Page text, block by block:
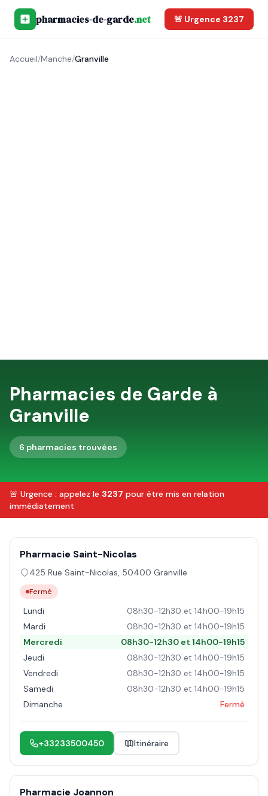
pharmacies-de-garde.net 🚨 Urgence 3237
Accueil/Manche/Granville
Pharmacies de Garde à
Granville
6 pharmacies trouvées
🚨 Urgence : appelez le 3237 pour être mis en relation
immédiatement
Pharmacie Saint-Nicolas
425 Rue Saint-Nicolas, 50400 Granville
Fermé
Lundi
08h30-12h30 et 14h00-19h15
Mardi
08h30-12h30 et 14h00-19h15
Mercredi
08h30-12h30 et 14h00-19h15
Jeudi
08h30-12h30 et 14h00-19h15
Vendredi
08h30-12h30 et 14h00-19h15
Samedi
08h30-12h30 et 14h00-19h15
Dimanche
Fermé
+33233500450 Itinéraire
Pharmacie Joannon